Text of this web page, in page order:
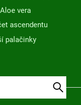
Aloe vera
ascendentu
palačinky